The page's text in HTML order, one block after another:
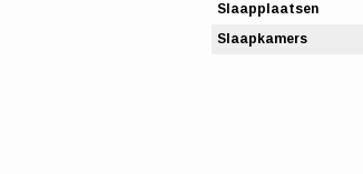
Slaapplaatsen
Slaapkamers